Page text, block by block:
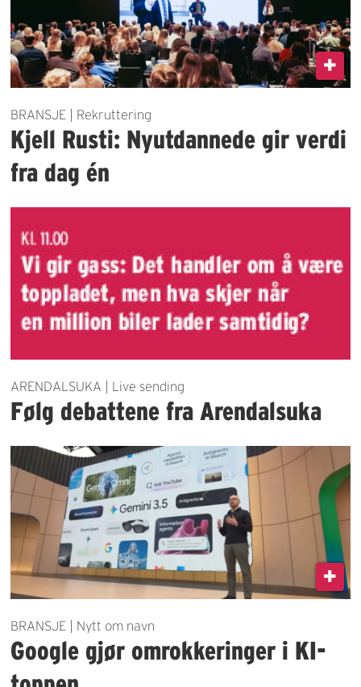
BRANSJE | Rekruttering
Kjell Rusti: Nyutdannede gir verdi
fra dag én
ARENDALSUKA | Live sending
Følg debattene fra Arendalsuka
BRANSJE | Nytt om navn
Google gjør omrokkeringer i KI-